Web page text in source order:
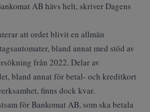
AB hävs helt, skriverDagens
att ordet blivit en allmän
bland annat med stöd av
från 2022. Delar av
bland annat för betal- och kreditkort
finns dock kvar.
för Bankomat AB, som ska betala